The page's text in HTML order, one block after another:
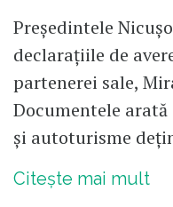
Președintele
declarațiile de
partenerei sale,
Documentele
și autoturisme
Citește mai mult